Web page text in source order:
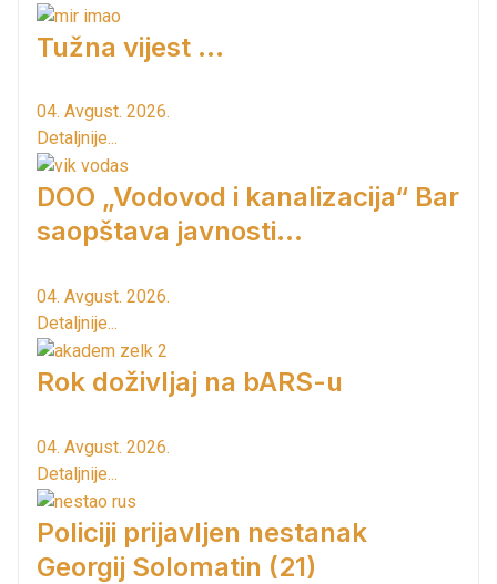
Tužna vijest ...
04. Avgust. 2026.
Detaljnije...
DOO „Vodovod i kanalizacija“ Bar
saopštava javnosti...
04. Avgust. 2026.
Detaljnije...
Rok doživljaj na bARS-u
04. Avgust. 2026.
Detaljnije...
Policiji prijavljen nestanak
Georgij Solomatin (21)